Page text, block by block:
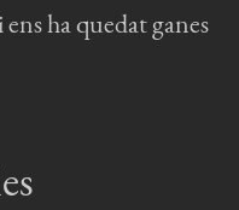
ha quedat ganes